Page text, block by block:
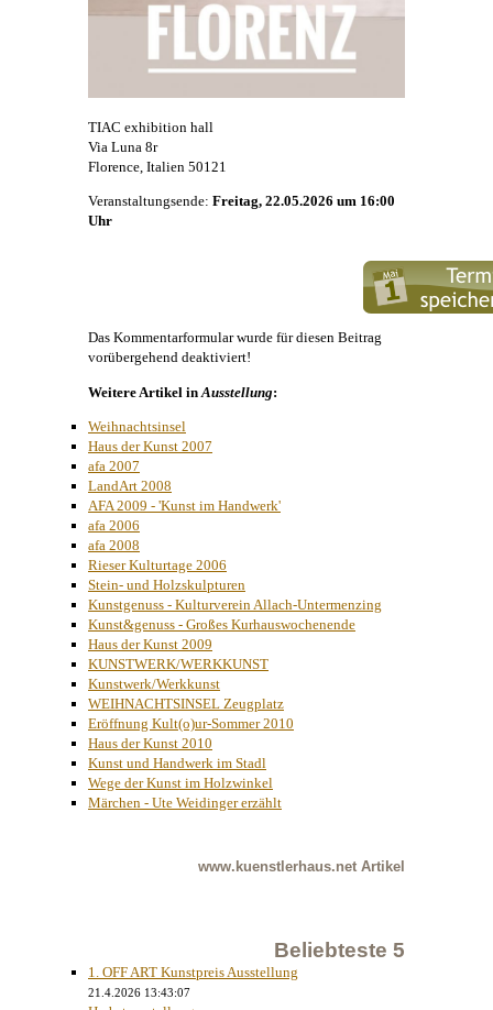
TIAC exhibition hall
Via Luna 8r
Florence, Italien 50121
Veranstaltungsende: Freitag, 22.05.2026 um 16:00
Uhr
Das Kommentarformular wurde für diesen Beitrag
vorübergehend deaktiviert!
Weitere Artikel in Ausstellung:
Weihnachtsinsel
Haus der Kunst 2007
afa 2007
LandArt 2008
AFA 2009 - 'Kunst im Handwerk'
afa 2006
afa 2008
Rieser Kulturtage 2006
Stein- und Holzskulpturen
Kunstgenuss - Kulturverein Allach-Untermenzing
Kunst&genuss - Großes Kurhauswochenende
Haus der Kunst 2009
KUNSTWERK/WERKKUNST
Kunstwerk/Werkkunst
WEIHNACHTSINSEL Zeugplatz
Eröffnung Kult(o)ur-Sommer 2010
Haus der Kunst 2010
Kunst und Handwerk im Stadl
Wege der Kunst im Holzwinkel
Märchen - Ute Weidinger erzählt
www.kuenstlerhaus.net Artikel
Beliebteste 5
1. OFF ART Kunstpreis Ausstellung
21.4.2026 13:43:07